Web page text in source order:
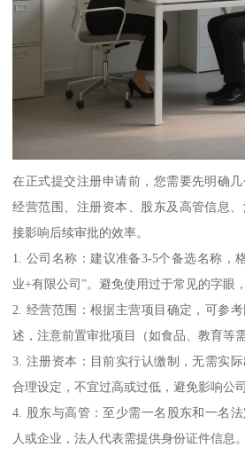
在正式提交注册申请前，您需要先明确几
经营范围、注册资本、股东及高管信息
接影响后续审批的效率。
1. 公司名称：建议准备3-5个备选名称，
业+有限公司”。避免使用过于常见的字眼
2. 经营范围：根据主营项目确定，可参
述，注意前置审批项目（如食品、教育等
3. 注册资本：目前实行认缴制，无需实
合理设定，不宜过高或过低，避免影响公
4. 股东与高管：至少需一名股东和一名
人或企业，法人代表需提供身份证件信息。